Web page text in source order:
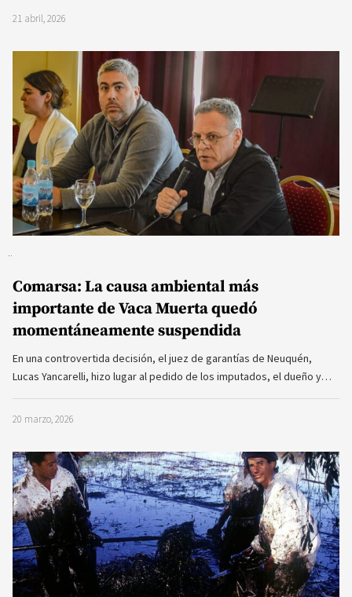
21 abril, 2026
Comarsa: La causa ambiental más
importante de Vaca Muerta quedó
momentáneamente suspendida
En una controvertida decisión, el juez de garantías de Neuquén,
Lucas Yancarelli, hizo lugar al pedido de los imputados, el dueño y…
20 marzo, 2026